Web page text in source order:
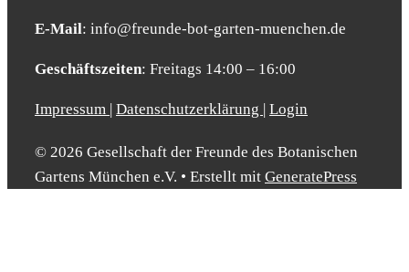
E‑Mail: info@​freunde-​bot-​garten-​muenchen.​de
Geschäfts­zei­ten: Frei­tags 14:00 – 16:00
Impressum | Datenschutzerklärung | Login
© 2026 Gesellschaft der Freunde des Botanischen
Gartens München e.V. • Erstellt mit GeneratePress